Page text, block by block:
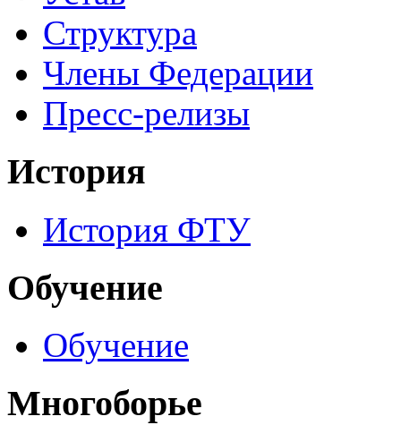
Структура
Члены Федерации
Пресс-релизы
История
История ФТУ
Обучение
Обучение
Многоборье